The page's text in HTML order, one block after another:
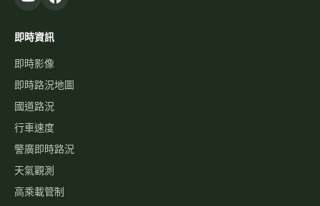
即時資訊
即時影像
即時路況地圖
國道路況
行車速度
警廣即時路況
天氣觀測
高乘載管制